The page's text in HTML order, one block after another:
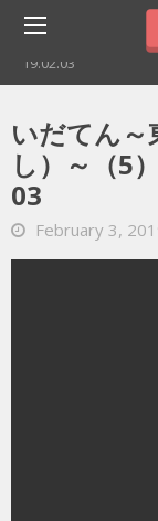
Home
いだてん～東京オ
19.02.03
いだてん
し）～（5
03
February 3,